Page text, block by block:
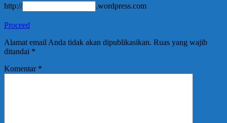
http:// .wordpress.com
Proceed
Alamat email Anda tidak akan dipublikasikan. Ruas yang wajib
ditandai *
Komentar *